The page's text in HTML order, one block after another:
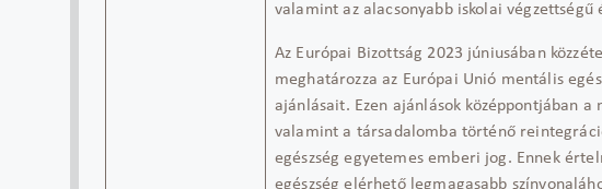
valamintaz alacsonyabb iskolai végzettségű
Az Európai Bizottság 2023 júniusában
meghatározza az Európai Unió mentális
ajánlásait. Ezen ajánlások középpontjában a
valamint a társadalomba történő
egészség egyetemes emberi jog. Ennek
egészség elérhető legmagasabb